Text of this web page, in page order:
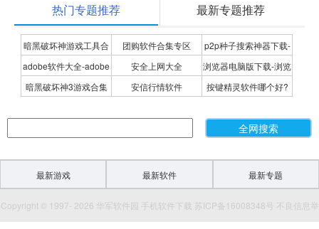
热门专题推荐 最新专题推荐
暗黑破坏神游戏工具合
集
团购软件合集专区
p2p种子搜索神器下载-
P2P种子搜索神器专题
adobe软件大全-adobe
全系列软件下载-adobe
安全上网大全
浏览器电脑版下载-浏览
器下载合集
暗黑破坏神3游戏合集 安信行情软件
按键精灵软件哪个好?
最新游戏 最新软件 最新专题
Copyright © 1997- 2026 华军软件园 手机软件下载 苏ICP备16008348号 不良信息举